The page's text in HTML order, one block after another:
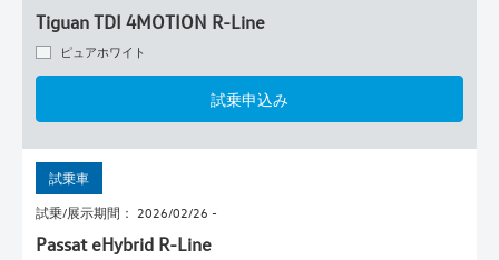
Tiguan TDI 4MOTION R-Line
ピュアホワイト
試乗申込み
試乗車
試乗/展示期間： 2026/02/26 -
Passat eHybrid R-Line